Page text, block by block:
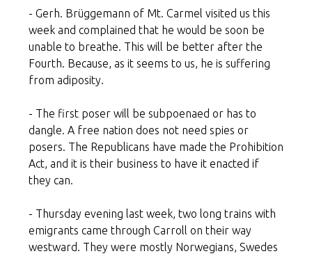
- Gerh. Brüggemann of Mt. Carmel visited us this
week and complained that he would be soon be
unable to breathe. This will be better after the
Fourth. Because, as it seems to us, he is suffering
from adiposity.
- The first poser will be subpoenaed or has to
dangle. A free nation does not need spies or
posers. The Republicans have made the Prohibition
Act, and it is their business to have it enacted if
they can.
- Thursday evening last week, two long trains with
emigrants came through Carroll on their way
westward. They were mostly Norwegians, Swedes